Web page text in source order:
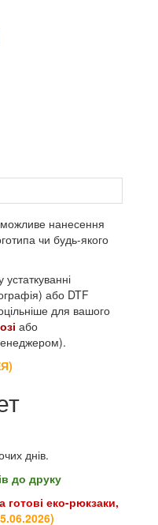
нанесення
чи будь-якого
або DTF
для вашого
або
днів.
до друку
готові еко-рюкзаки,
.06.2026)